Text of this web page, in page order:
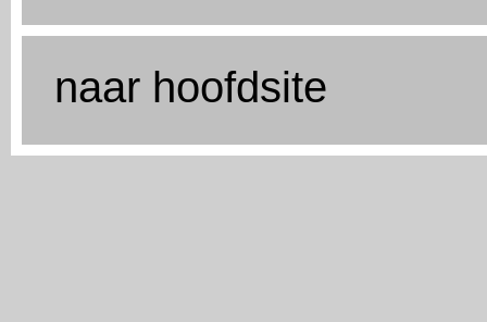
naar hoofdsite